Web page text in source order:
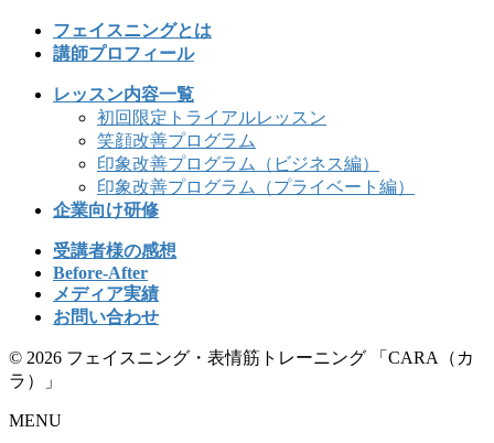
フェイスニングとは
講師プロフィール
レッスン内容一覧
初回限定トライアルレッスン
笑顔改善プログラム
印象改善プログラム（ビジネス編）
印象改善プログラム（プライベート編）
企業向け研修
受講者様の感想
Before-After
メディア実績
お問い合わせ
© 2026 フェイスニング・表情筋トレーニング 「CARA（カ
ラ）」
MENU